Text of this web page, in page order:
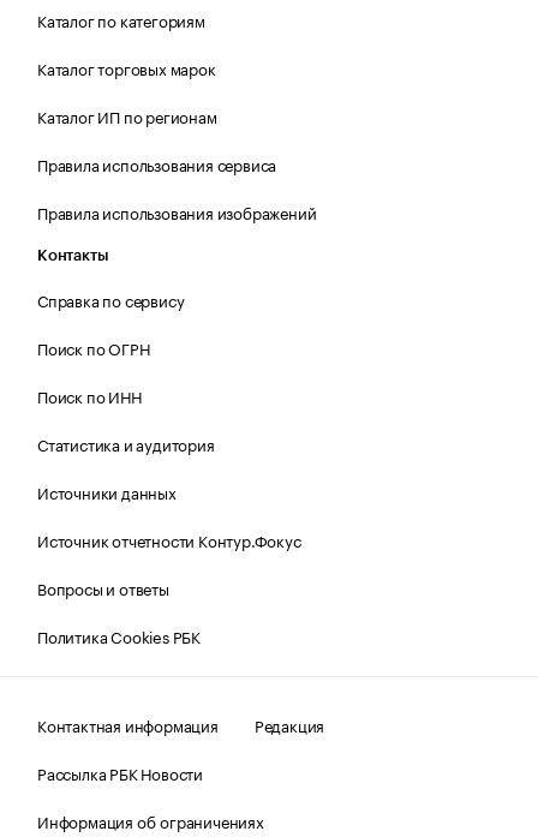
Каталог по категориям
Каталог торговых марок
Каталог ИП по регионам
Правила использования сервиса
Правила использования изображений
Контакты
Справка по сервису
Поиск по ОГРН
Поиск по ИНН
Статистика и аудитория
Источники данных
Источник отчетности Контур.Фокус
Вопросы и ответы
Политика Cookies РБК
Контактная информация
Редакция
Рассылка РБК Новости
Информация об ограничениях